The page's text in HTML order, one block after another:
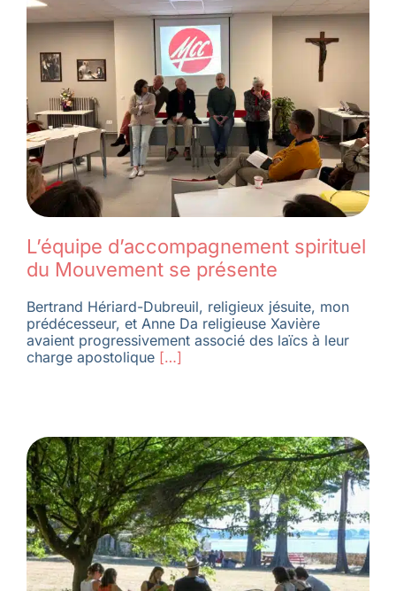
L’équipe d’accompagnement spirituel
du Mouvement se présente
Bertrand Hériard-Dubreuil, religieux jésuite, mon
prédécesseur, et Anne Da religieuse Xavière
avaient progressivement associé des laïcs à leur
charge apostolique[…]